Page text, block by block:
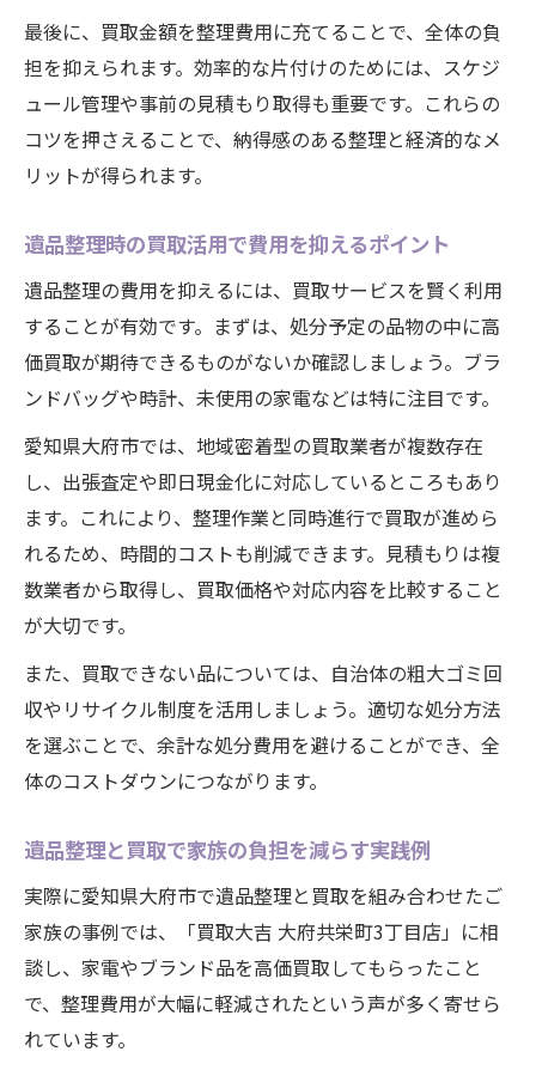
遺品整理の満足度を高める買取活用術の実
践法
最後に、買取金額を整理費用に充てることで、全体の負
担を抑えられます。効率的な片付けのためには、スケジ
ュール管理や事前の見積もり取得も重要です。これらの
コツを押さえることで、納得感のある整理と経済的なメ
リットが得られます。
遺品整理時の買取活用で費用を抑えるポイント
遺品整理の費用を抑えるには、買取サービスを賢く利用
することが有効です。まずは、処分予定の品物の中に高
価買取が期待できるものがないか確認しましょう。ブラ
ンドバッグや時計、未使用の家電などは特に注目です。
愛知県大府市では、地域密着型の買取業者が複数存在
し、出張査定や即日現金化に対応しているところもあり
ます。これにより、整理作業と同時進行で買取が進めら
れるため、時間的コストも削減できます。見積もりは複
数業者から取得し、買取価格や対応内容を比較すること
が大切です。
また、買取できない品については、自治体の粗大ゴミ回
収やリサイクル制度を活用しましょう。適切な処分方法
を選ぶことで、余計な処分費用を避けることができ、全
体のコストダウンにつながります。
遺品整理と買取で家族の負担を減らす実践例
実際に愛知県大府市で遺品整理と買取を組み合わせたご
家族の事例では、「買取大吉 大府共栄町3丁目店」に相
談し、家電やブランド品を高価買取してもらったこと
で、整理費用が大幅に軽減されたという声が多く寄せら
れています。